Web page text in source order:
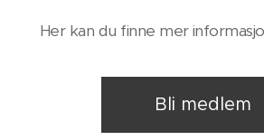
Her kan du finne mer
Bli medlem